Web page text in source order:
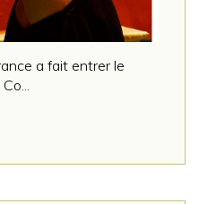
a fait entrer le